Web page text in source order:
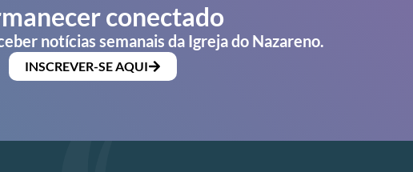
conectado
notícias semanais da Igreja do Nazareno.
INSCREVER-SE AQUI